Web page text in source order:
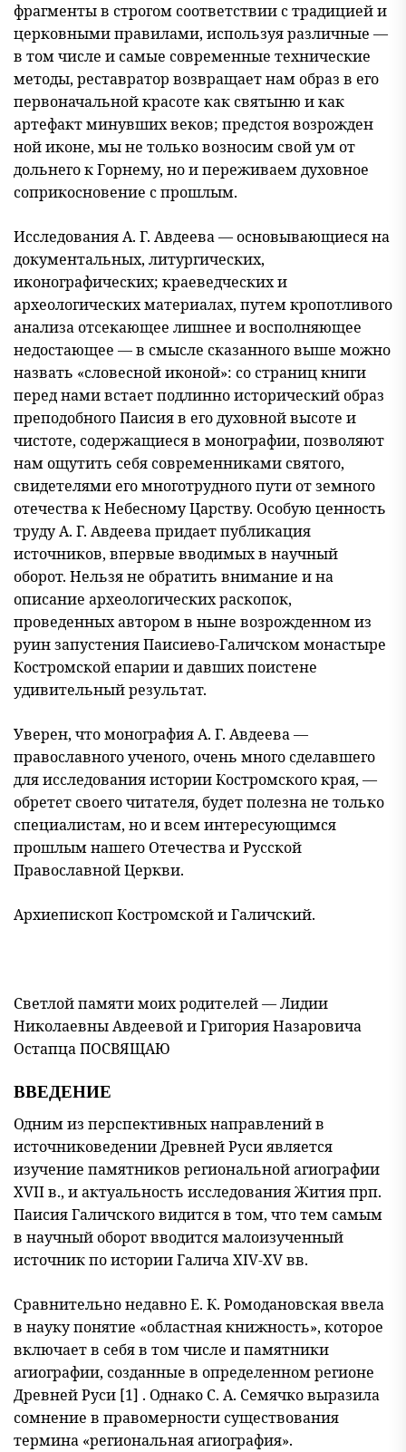
фрагменты в строгом соответствии с традицией и
церковными правилами, используя различные —
в том числе и самые современные технические
методы, реставратор возвращает нам образ в его
первоначальной красоте как святыню и как
артефакт минувших веков; предстоя возрожден
ной иконе, мы не только возносим свой ум от
дольнего к Горнему, но и переживаем духовное
соприкосновение с прошлым.
Исследования А. Г. Авдеева — основывающиеся на
документальных, литургических,
иконографических; краеведческих и
археологических материалах, путем кропотливого
анализа отсекающее лишнее и восполняющее
недостающее — в смысле сказанного выше можно
назвать «словесной иконой»: со страниц книги
перед нами встает подлинно исторический образ
преподобного Паисия в его духовной высоте и
чистоте, содержащиеся в монографии, позволяют
нам ощутить себя современниками святого,
свидетелями его многотрудного пути от земного
отечества к Небесному Царству. Особую ценность
труду А. Г. Авдеева придает публикация
источников, впервые вводимых в научный
оборот. Нельзя не обратить внимание и на
описание археологических раскопок,
проведенных автором в ныне возрожденном из
руин запустения Паисиево-Галичском монастыре
Костромской епарии и давших поистене
удивительный результат.
Уверен, что монография А. Г. Авдеева —
православного ученого, очень много сделавшего
для исследования истории Костромского края, —
обретет своего читателя, будет полезна не только
специалистам, но и всем интересующимся
прошлым нашего Отечества и Русской
Православной Церкви.
Архиепископ Костромской и Галичский.
Светлой памяти моих родителей — Лидии
Николаевны Авдеевой и Григория Назаровича
Остапца ПОСВЯЩАЮ
ВВЕДЕНИЕ
Одним из перспективных направлений в
источниковедении Древней Руси является
изучение памятников региональной агиографии
XVII в., и актуальность исследования Жития прп.
Паисия Галичского видится в том, что тем самым
в научный оборот вводится малоизученный
источник по истории Галича XIV-XV вв.
Сравнительно недавно Е. К. Ромодановская ввела
в науку понятие «областная книжность», которое
включает в себя в том числе и памятники
агиографии, созданные в определенном регионе
Древней Руси [1] . Однако С. А. Семячко выразила
сомнение в правомерности существования
термина «региональная агиография».